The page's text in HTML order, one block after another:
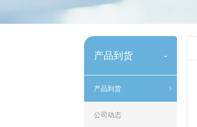
产品到货 -
产品到货
公司动态